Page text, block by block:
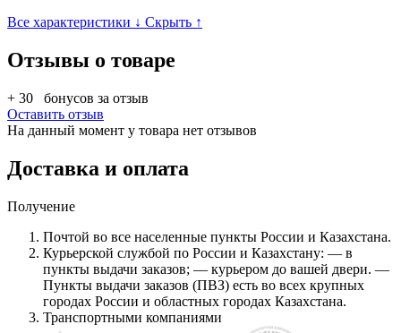
Все характеристики ↓ Скрыть ↑
Отзывы о товаре
+ 30
бонусов за отзыв
Оставить отзыв
На данный момент у товара нет отзывов
Доставка и оплата
Получение
Почтой во все населенные пункты России и Казахстана.
Курьерской службой по России и Казахстану: — в
пункты выдачи заказов; — курьером до вашей двери. —
Пункты выдачи заказов (ПВЗ) есть во всех крупных
городах России и областных городах Казахстана.
Транспортными компаниями